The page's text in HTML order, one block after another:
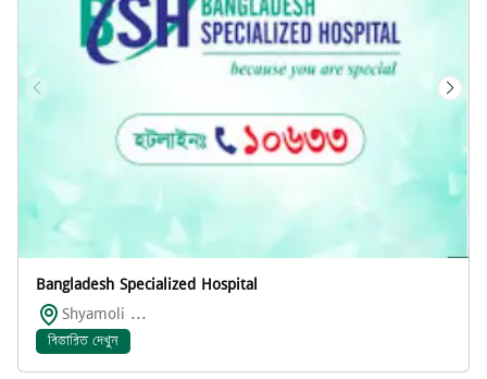
Bangladesh Specialized Hospital
Shyamoli ...
বিস্তারিত দেখুন